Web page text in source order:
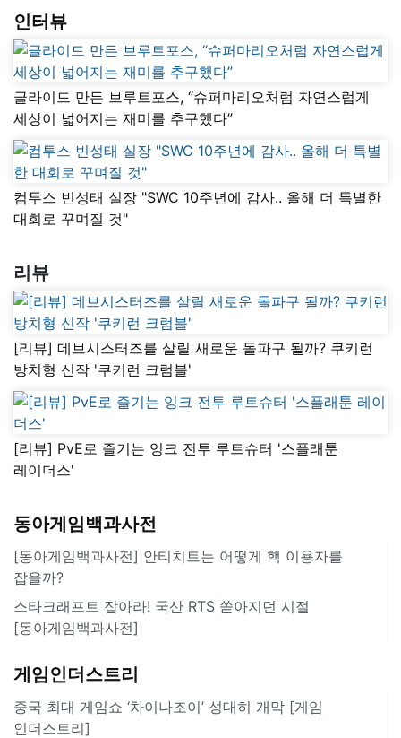
인터뷰
글라이드 만든 브루트포스, “슈퍼마리오처럼 자연스럽게
세상이 넓어지는 재미를 추구했다”
컴투스 빈성태 실장 "SWC 10주년에 감사.. 올해 더 특별한
대회로 꾸며질 것"
리뷰
[리뷰] 데브시스터즈를 살릴 새로운 돌파구 될까? 쿠키런
방치형 신작 '쿠키런 크럼블'
[리뷰] PvE로 즐기는 잉크 전투 루트슈터 '스플래툰
레이더스'
동아게임백과사전
[동아게임백과사전] 안티치트는 어떻게 핵 이용자를
잡을까?
스타크래프트 잡아라! 국산 RTS 쏟아지던 시절
[동아게임백과사전]
게임인더스트리
중국 최대 게임쇼 ‘차이나조이’ 성대히 개막 [게임
인더스트리]